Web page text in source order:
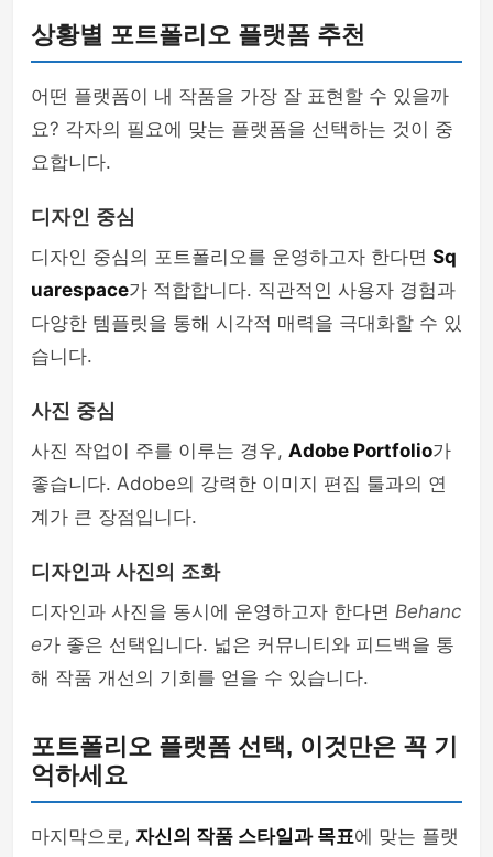
상황별 포트폴리오 플랫폼 추천
어떤 플랫폼이 내 작품을 가장 잘 표현할 수 있을까
요? 각자의 필요에 맞는 플랫폼을 선택하는 것이 중
요합니다.
디자인 중심
디자인 중심의 포트폴리오를 운영하고자 한다면 Sq
uarespace가 적합합니다. 직관적인 사용자 경험과
다양한 템플릿을 통해 시각적 매력을 극대화할 수 있
습니다.
사진 중심
사진 작업이 주를 이루는 경우, Adobe Portfolio가
좋습니다. Adobe의 강력한 이미지 편집 툴과의 연
계가 큰 장점입니다.
디자인과 사진의 조화
디자인과 사진을 동시에 운영하고자 한다면 Behanc
e가 좋은 선택입니다. 넓은 커뮤니티와 피드백을 통
해 작품 개선의 기회를 얻을 수 있습니다.
포트폴리오 플랫폼 선택, 이것만은 꼭 기
억하세요
마지막으로, 자신의 작품 스타일과 목표에 맞는 플랫